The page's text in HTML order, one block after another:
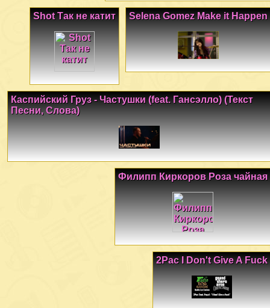
Selena Gomez Make it Happen
Shot Так не катит
Каспийский Груз - Частушки (feat. Гансэлло) (Текст
Песни, Слова)
Филипп Киркоров Роза чайная
2Pac I Don't Give A Fuck